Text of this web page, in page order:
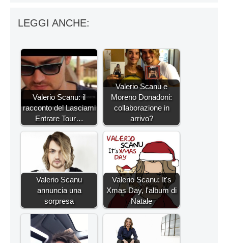
LEGGI ANCHE:
Valerio Scanu: il
racconto del Lasciami
Entrare Tour…
Valerio Scanu e
Moreno Donadoni:
collaborazione in
arrivo?
Valerio Scanu
annuncia una
sorpresa
Valerio Scanu: It's
Xmas Day, l'album di
Natale